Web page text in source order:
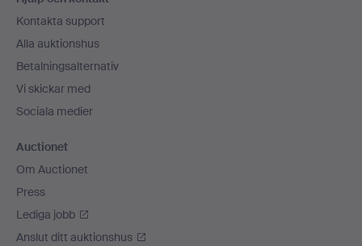
Kontakta support
Alla auktionshus
Betalningsalternativ
Vi skickar med
Sociala medier
Auctionet
Om Auctionet
Press
Lediga jobb
Anslut ditt auktionshus